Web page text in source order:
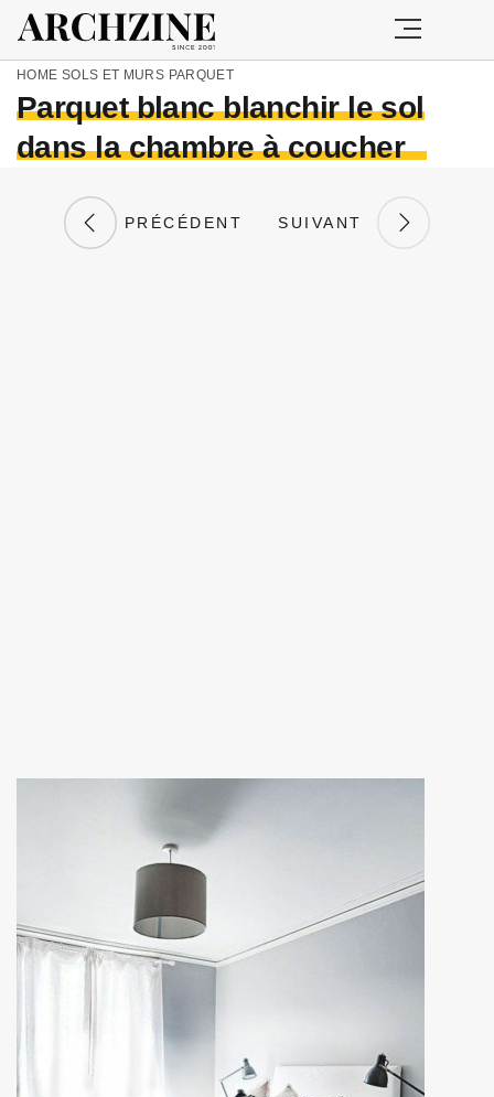
HOME SOLS ET MURS PARQUET
Parquet blanc blanchir le sol
dans la chambre à coucher
PRÉCÉDENT SUIVANT